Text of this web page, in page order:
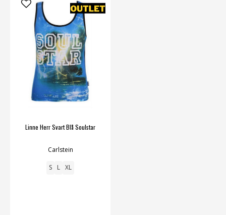
Linne Herr Svart Blå Soulstar
Carlstein
S L XL